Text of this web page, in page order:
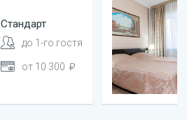
Стандарт
до 1 -го гостя
от 10 300